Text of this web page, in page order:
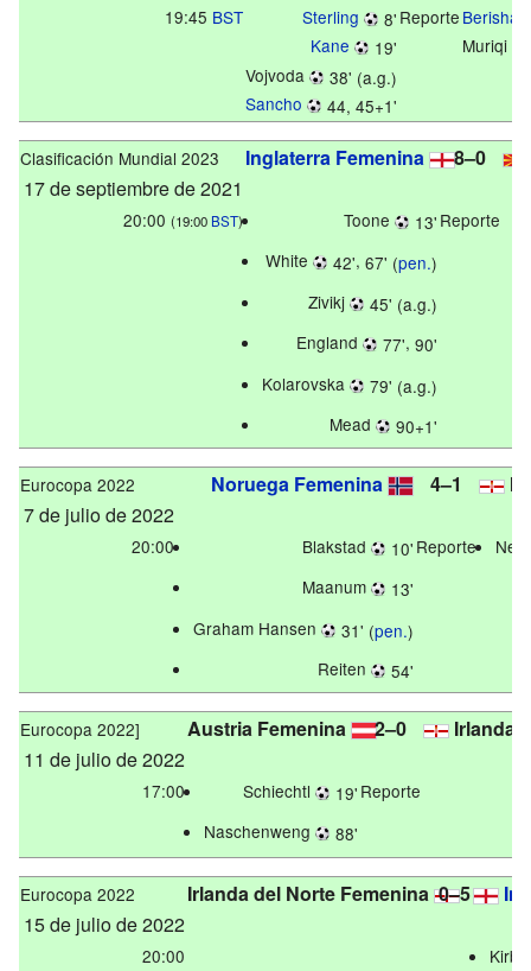
19:45 BST Sterling
8'
Kane
19'
Vojvoda
38' (a.g.)
Sancho
44, 45+1'
Reporte Berisha
Muriqi (
17 de septiembre de 2021
Clasificación Mundial 2023 Inglaterra Femenina 8–0
20:00 (19:00 BST) Toone
13'
White
42', 67' (pen.)
Zivikj
45' (a.g.)
England
77', 90'
Kolarovska
79' (a.g.)
Mead
90+1'
Reporte
7 de julio de 2022
Eurocopa 2022 Noruega Femenina 4–1
20:00 Blakstad
10'
Maanum
13'
Graham Hansen
31' (pen.)
Reiten
54'
Reporte
11 de julio de 2022
Eurocopa 2022] Austria Femenina 2–0 Irlanda
17:00 Schiechtl
19'
Naschenweng
88'
Reporte
15 de julio de 2022
Eurocopa 2022 Irlanda del Norte Femenina 0–5
20:00
Kirby